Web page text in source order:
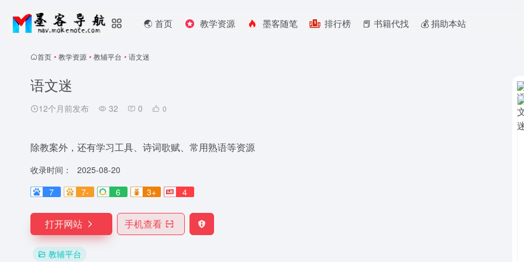
🌏️ 首页 教学资源 墨客随笔 排行榜 📕 书籍代找 💰️ 捐助本站
首页 • 教学资源 • 教辅平台 • 语文迷
语文迷
12个月前发布 32 0 0
除教案外，还有学习工具、诗词歌赋、常用熟语等资源
收录时间：
2025-08-20
7
7- 6 3+ 4
打开网站 手机查看
教辅平台